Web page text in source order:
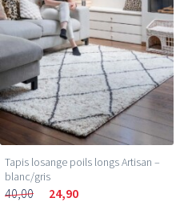
Tapis losange poils longs Artisan –
blanc/gris
40,00 24,90